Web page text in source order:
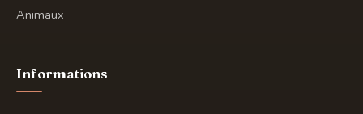
Animaux
Informations